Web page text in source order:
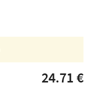
24.71 €